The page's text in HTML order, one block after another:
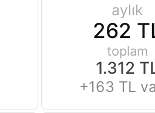
aylık
262
toplam
1.312
+163 TL